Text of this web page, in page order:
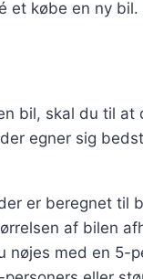
et købe en ny bil.
bil, skal du til at
egner sig
er beregnet til
af bilen
nøjes med en 5-